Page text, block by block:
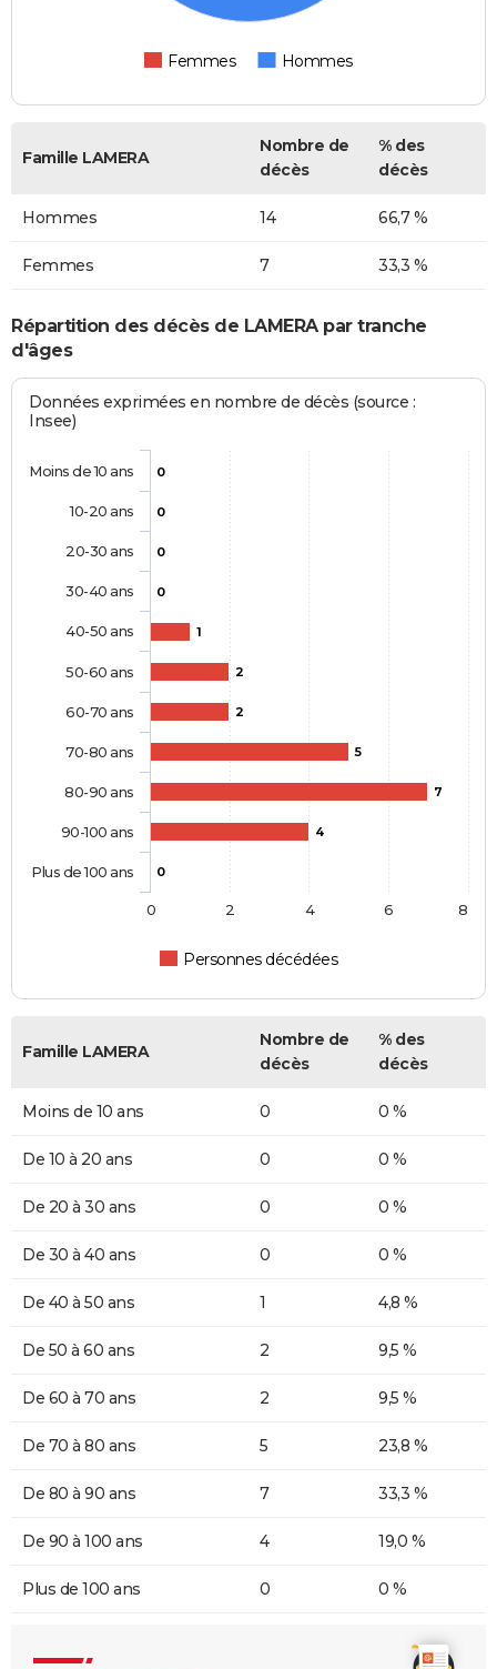
Femmes Hommes
Famille LAMERA
Nombre de
décès
% des
décès
Hommes 14 66,7 %
Femmes 7 33,3 %
Répartition des décès de LAMERA par tranche
d'âges
Données exprimées en nombre de décès (source :
Insee)
0
0
0
0
1
2
2
5
7
4
0
Personnes décédées
Moins de 10 ans
10-20 ans
20-30 ans
30-40 ans
40-50 ans
50-60 ans
60-70 ans
70-80 ans
80-90 ans
90-100 ans
Plus de 100 ans
0 2 4 6 8
Famille LAMERA
Nombre de
décès
% des
décès
Moins de 10 ans 0 0 %
De 10 à 20 ans 0 0 %
De 20 à 30 ans 0 0 %
De 30 à 40 ans 0 0 %
De 40 à 50 ans 1 4,8 %
De 50 à 60 ans 2 9,5 %
De 60 à 70 ans 2 9,5 %
De 70 à 80 ans 5 23,8 %
De 80 à 90 ans 7 33,3 %
De 90 à 100 ans 4 19,0 %
Plus de 100 ans 0 0 %